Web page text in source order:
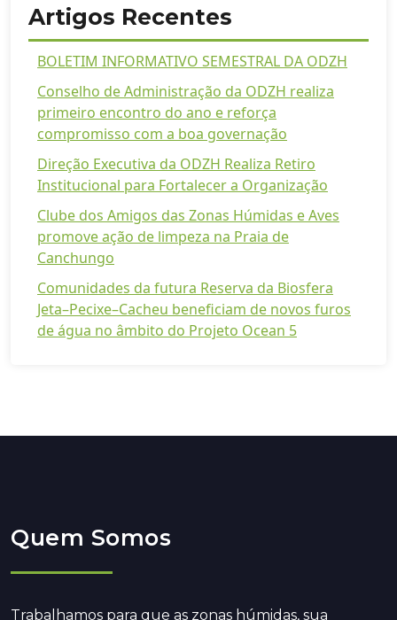
Artigos Recentes
BOLETIM INFORMATIVO SEMESTRAL DA ODZH
Conselho de Administração da ODZH realiza
primeiro encontro do ano e reforça
compromisso com a boa governação
Direção Executiva da ODZH Realiza Retiro
Institucional para Fortalecer a Organização
Clube dos Amigos das Zonas Húmidas e Aves
promove ação de limpeza na Praia de
Canchungo
Comunidades da futura Reserva da Biosfera
Jeta–Pecixe–Cacheu beneficiam de novos furos
de água no âmbito do Projeto Ocean 5
Quem Somos
Trabalhamos para que as zonas húmidas, sua